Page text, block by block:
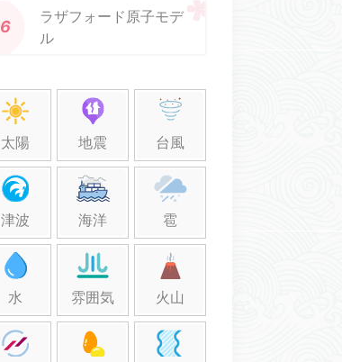
ラザフォード原子モデ
ル
太陽 地震 台風
津波 海洋 雹
水 雰囲気 火山